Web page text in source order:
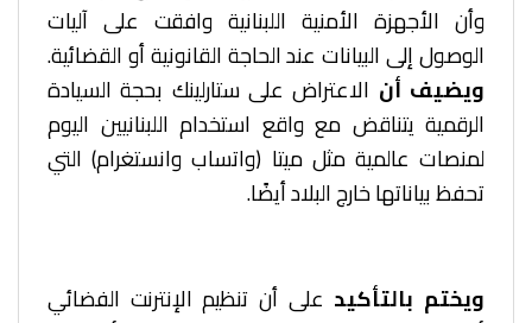
وأن الأجهزة الأمنية اللبنانية وافقت على آليات
الوصول إلى البيانات عند الحاجة القانونية أو القضائية.
ويضيف أن الاعتراض على ستارلينك بحجة السيادة
الرقمية يتناقض مع واقع استخدام اللبنانيين اليوم
لمنصات عالمية مثل ميتا (واتساب وانستغرام) التي
تحفظ بياناتها خارج البلاد أيضًا.
ويختم بالتأكيد على أن تنظيم الإنترنت الفضائي